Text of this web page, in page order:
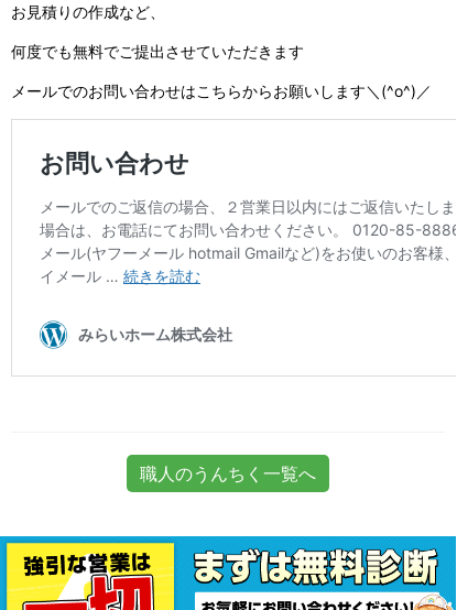
お見積りの作成など、
何度でも無料でご提出させていただきます
メールでのお問い合わせはこちらからお願いします＼(^o^)／
職人のうんちく一覧へ